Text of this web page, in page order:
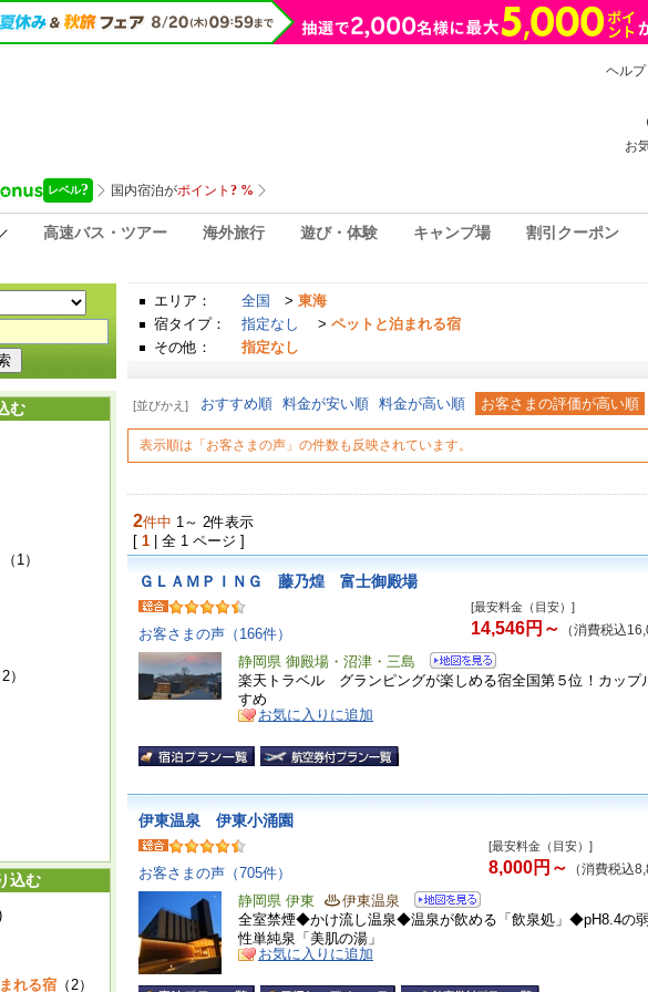
ヘルプ
お
高速バス・ツアー 海外旅行 遊び・体験 キャンプ場 割引クーポン
エリア： 全国 > 東海
宿タイプ：
指定なし > ペットと泊まれる宿
その他：
指定なし
む
（1）
2）
込む
れる宿 （2）
[並びかえ] おすすめ順 料金が安い順 料金が高い順 お客さまの評価が高い順
表示順は「お客さまの声」の件数も反映されています。
2件中 1～ 2件表示
[ 1 | 全 1 ページ ]
ＧＬＡＭＰＩＮＧ 藤乃煌 富士御殿場
お客さまの声（166件）
[最安料金（目安）]
14,546円～ （消費税込
静岡県 御殿場・沼津・三島
楽天トラベル グランピングが楽しめる宿全国第５位！カップ
すめ
お気に入りに追加
伊東温泉 伊東小涌園
お客さまの声（705件）
[最安料金（目安）]
8,000円～ （消費税込
静岡県 伊東
伊東温泉
全室禁煙◆かけ流し温泉◆温泉が飲める「飲泉処」◆pH8.4の
性単純泉「美肌の湯」
お気に入りに追加